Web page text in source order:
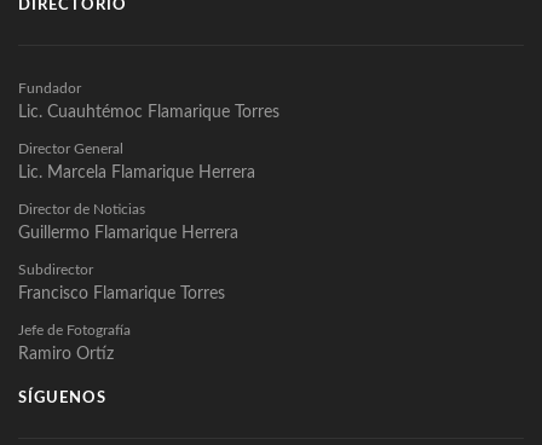
DIRECTORIO
Fundador
Lic. Cuauhtémoc Flamarique Torres
Director General
Lic. Marcela Flamarique Herrera
Director de Noticias
Guillermo Flamarique Herrera
Subdirector
Francisco Flamarique Torres
Jefe de Fotografía
Ramiro Ortíz
SÍGUENOS